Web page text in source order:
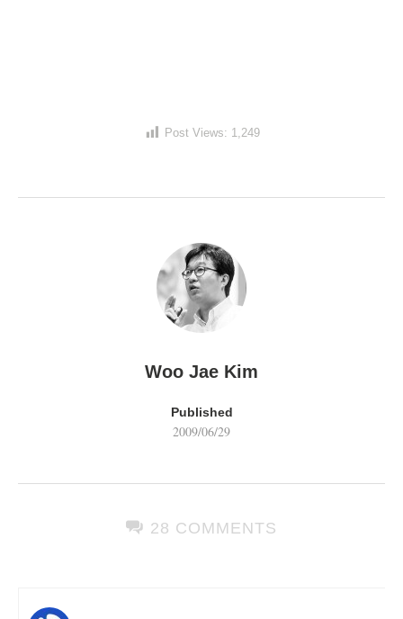
Post Views: 1,249
Woo Jae Kim
Published
2009/06/29
28 COMMENTS